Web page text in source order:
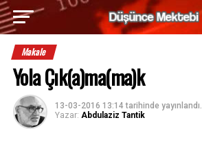
Makale
Yola Çık(a)ma(ma)k
13-03-2016 13:14 tarihinde yayınlandı.
Yazar: Abdulaziz Tantik